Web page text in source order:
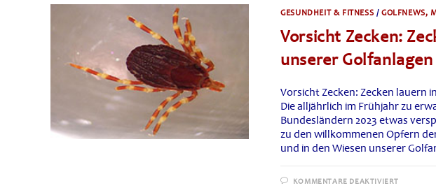
LIEGEN
GESUNDHEIT & FITNESS /GOLFNEWS,
Vorsicht Zecken:
unserer Golfanlagen
Vorsicht Zecken: Zecken lauern
Die alljährlich im Frühjahr zu
Bundesländern 2023 etwas
zu den willkommenen Opfern
und in den Wiesen unserer
KOMMENTARE DEAKTIVIERT